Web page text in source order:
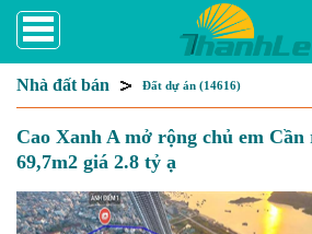
Nhà đất bán Đất dự án (14616)
Cao Xanh A mở rộng chủ em Cần
69,7m2 giá 2.8 tỷ ạ